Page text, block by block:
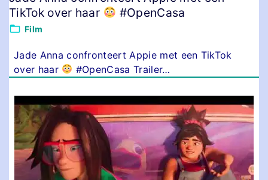
TikTok over haar
#OpenCasa
Film
Jade Anna confronteert Appie met een TikTok
over haar
#OpenCasa Trailer…